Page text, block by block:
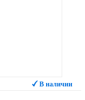
В наличии